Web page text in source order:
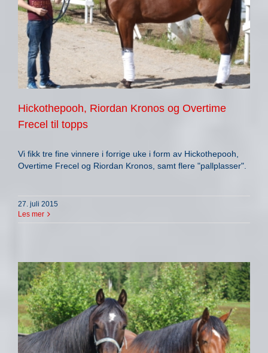
Hickothepooh, Riordan Kronos og Overtime
Frecel til topps
Vi fikk tre fine vinnere i forrige uke i form av Hickothepooh,
Overtime Frecel og Riordan Kronos, samt flere "pallplasser".
27. juli 2015
Les mer